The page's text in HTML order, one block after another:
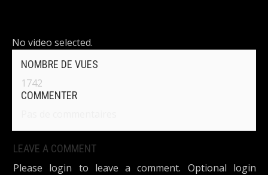
No video selected.
NOMBRE DE VUES
1742
COMMENTER
LEAVE A COMMENT
Please login to leave a comment. Optional login